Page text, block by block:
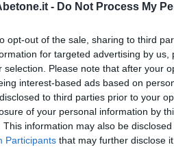
- Do Not Process My
opt-out of the sale, sharing to third
for targeted advertising by
selection. Please note that after your
interest-based ads based on
to third parties prior to your
of your personal information by
This information may also be
Participants that may further disclose
è fondamentale